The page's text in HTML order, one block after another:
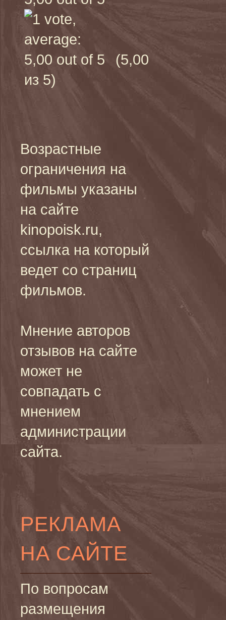
(5,00
из 5)
Возрастные
ограничения на
фильмы указаны
на сайте
kinopoisk.ru,
ссылка на который
ведет со страниц
фильмов.
Мнение авторов
отзывов на сайте
может не
совпадать с
мнением
администрации
сайта.
РЕКЛАМА
НА САЙТЕ
По вопросам
размещения